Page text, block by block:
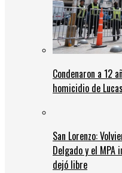
Condenaron a 12
homicidio de
San Lorenzo:
Delgado y el
dejó libre